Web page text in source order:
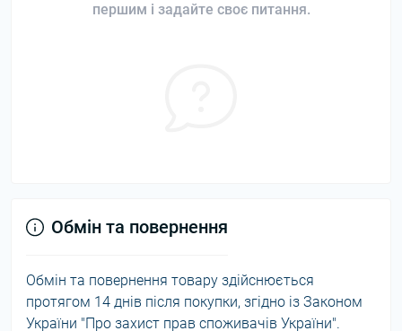
першим і задайте своє питання.
Обмін та повернення
Обмін та повернення товару здійснюється
протягом 14 днів після покупки, згідно із Законом
України "Про захист прав споживачів України".